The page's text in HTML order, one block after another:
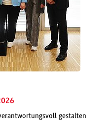
gestalten